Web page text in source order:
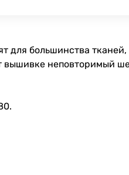
для большинства
вышивке неповторимый